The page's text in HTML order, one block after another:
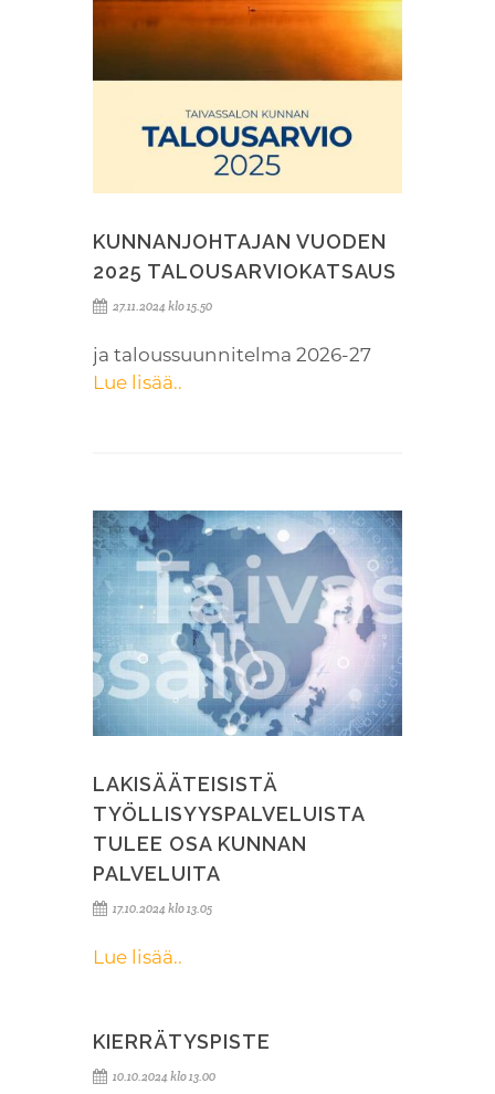
KUNNANJOHTAJAN VUODEN
2025 TALOUSARVIOKATSAUS
27.11.2024 klo 15.50
ja taloussuunnitelma 2026-27
Lue lisää..
LAKISÄÄTEISISTÄ
TYÖLLISYYSPALVELUISTA
TULEE OSA KUNNAN
PALVELUITA
17.10.2024 klo 13.05
Lue lisää..
KIERRÄTYSPISTE
10.10.2024 klo 13.00